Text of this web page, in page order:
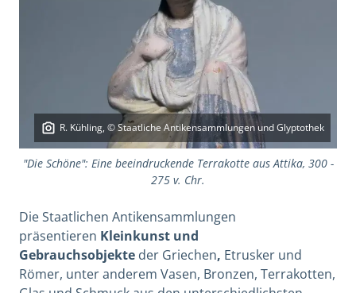
R. Kühling, © Staatliche Antikensammlungen und Glyptothek
"Die Schöne": Eine beeindruckende Terrakotte aus Attika, 300 -
275 v. Chr.
Die Staatlichen Antikensammlungen
präsentieren Kleinkunst und
Gebrauchsobjekte der Griechen, Etrusker und
Römer, unter anderem Vasen, Bronzen, Terrakotten,